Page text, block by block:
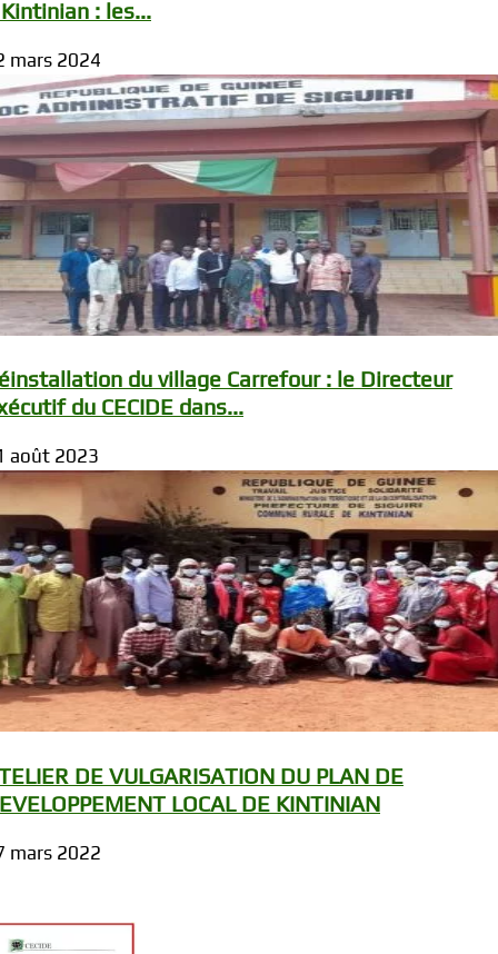
: les...
mars 2024
du village Carrefour : le Directeur
du CECIDE dans...
août 2023
DE VULGARISATION DU PLAN DE
LOCAL DE KINTINIAN
mars 2022